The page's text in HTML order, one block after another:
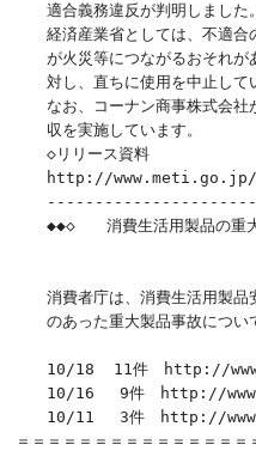
適合義務違反が判明しました。
経済産業省としては、不適合
が火災等につながるおそれが
対し、直ちに使用を中止して
なお、コーナン商事株式会社
収を実施しています。
◇リリース資料
http://www.meti.go.jp/
◆◆◇　　消費生活用製品の重
消
消費者庁は、消費生活用製品
のあった重大製品事故につい
10/18  11件　http://
10/16 　9件　http://
10/11 　3件　http://
＝＝＝＝＝＝＝＝＝＝＝＝＝＝